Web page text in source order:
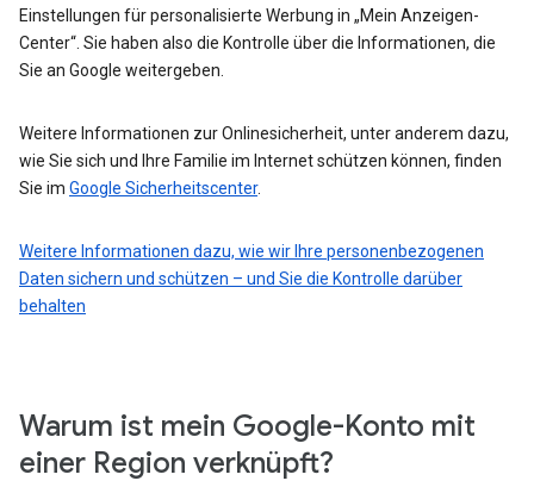
Einstellungen für personalisierte Werbung in „Mein Anzeigen-
Center“. Sie haben also die Kontrolle über die Informationen, die
Sie an Google weitergeben.
Weitere Informationen zur Onlinesicherheit, unter anderem dazu,
wie Sie sich und Ihre Familie im Internet schützen können, finden
Sie im Google Sicherheitscenter.
Weitere Informationen dazu, wie wir Ihre personenbezogenen
Daten sichern und schützen – und Sie die Kontrolle darüber
behalten
Warum ist mein Google-Konto mit
einer Region verknüpft?